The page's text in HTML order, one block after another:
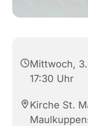
Mittwoch,
17:30 Uhr
Kirche St.